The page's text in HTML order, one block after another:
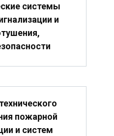
системы
и
пожарной
и систем